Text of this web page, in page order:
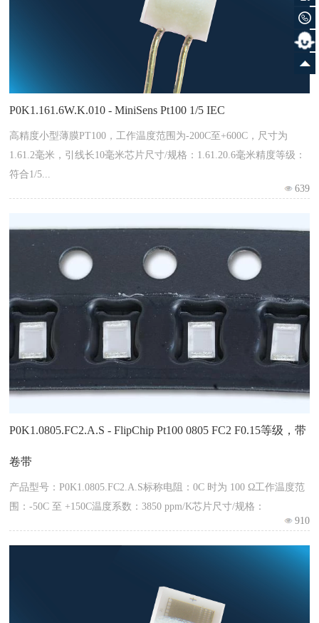
P0K1.161.6W.K.010 - MiniSens Pt100 1/5 IEC
高精度小型薄膜PT100，工作温度范围为-200C至+600C，尺寸为
1.61.2毫米，引线长10毫米芯片尺寸/规格：1.61.20.6毫米精度等级：
符合1/5...
639
P0K1.0805.FC2.A.S - FlipChip Pt100 0805 FC2 F0.15等级，带
卷带
产品型号：P0K1.0805.FC2.A.S标称电阻：0C 时为 100 Ω工作温度范
围：-50C 至 +150C温度系数：3850 ppm/K芯片尺寸/规格：
910